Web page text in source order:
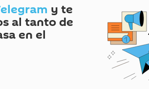
y te
al tanto de
en el